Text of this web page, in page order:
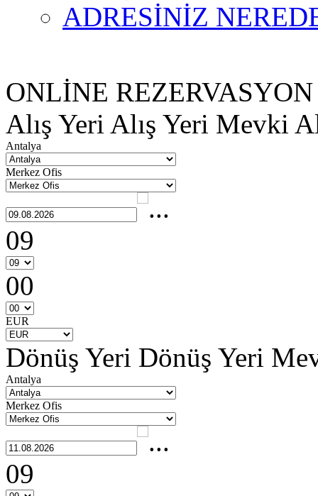
ADRESİNİZ
ONLİNE REZERVASYON
Alış Yeri Alış Yeri Mevki
Antalya
Merkez Ofis
09
00
EUR
Dönüş Yeri Dönüş Yeri
Antalya
Merkez Ofis
09